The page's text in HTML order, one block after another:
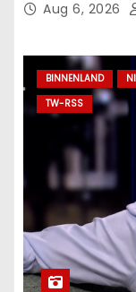
Aug 6, 2026
BINNENLAND
TW-RSS